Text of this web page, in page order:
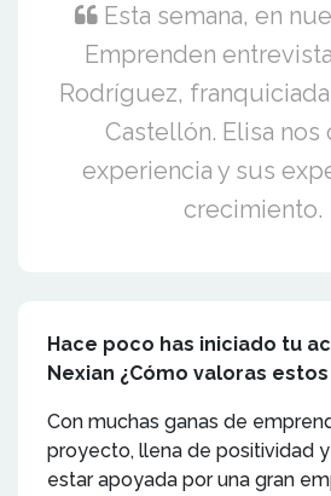
Esta semana, en
Emprenden
Rodríguez,
Castellón. Elisa nos
experiencia y sus
crecimiento.
Hace poco has iniciado tu
Nexian ¿Cómo valoras
Con muchas ganas de
proyecto, llena de positividad
estar apoyada por una gran